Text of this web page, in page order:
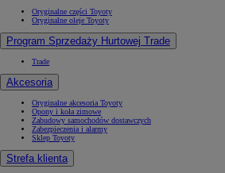
Oryginalne części Toyoty
Oryginalne oleje Toyoty
Program Sprzedaży Hurtowej Trade
Trade
Akcesoria
Oryginalne akcesoria Toyoty
Opony i koła zimowe
Zabudowy samochodów dostawczych
Zabezpieczenia i alarmy
Sklep Toyoty
Strefa klienta